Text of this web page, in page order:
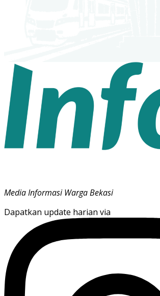
Media Informasi Warga Bekasi
Dapatkan update harian via